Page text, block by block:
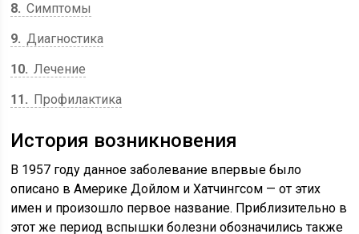
8 Симптомы
9 Диагностика
10 Лечение
11
Профилактика
История возникновения
В 1957 году данное заболевание впервые было
описано в Америке Дойлом и Хатчингсом — от этих
имен и произошло первое название. Приблизительно в
этот же период вспышки болезни обозначились также